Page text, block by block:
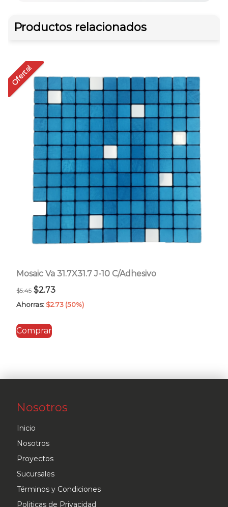
Productos relacionados
Oferta!
Mosaic Va 31.7X31.7 J-10 C/Adhesivo
$5.45 El
precio
era:
$2.73El
precio
Ahorras: $2.73 (50%)
Comprar
Nosotros
Inicio
Nosotros
Proyectos
Sucursales
Términos y Condiciones
Politicas de Privacidad